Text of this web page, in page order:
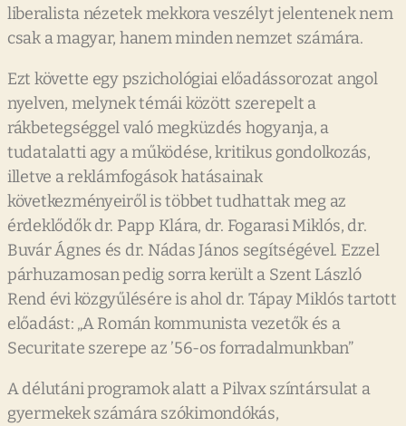
liberalista nézetek mekkora veszélyt jelentenek nem
csak a magyar, hanem minden nemzet számára.
Ezt követte egy pszichológiai előadássorozat angol
nyelven, melynek témái között szerepelt a
rákbetegséggel való megküzdés hogyanja, a
tudatalatti agy a működése, kritikus gondolkozás,
illetve a reklámfogások hatásainak
következményeiről is többet tudhattak meg az
érdeklődők dr. Papp Klára, dr. Fogarasi Miklós, dr.
Buvár Ágnes és dr. Nádas János segítségével. Ezzel
párhuzamosan pedig sorra került a Szent László
Rend évi közgyűlésére is ahol dr. Tápay Miklós tartott
előadást: „A Román kommunista vezetők és a
Securitate szerepe az ’56-os forradalmunkban”
A délutáni programok alatt a Pilvax színtársulat a
gyermekek számára szókimondókás,